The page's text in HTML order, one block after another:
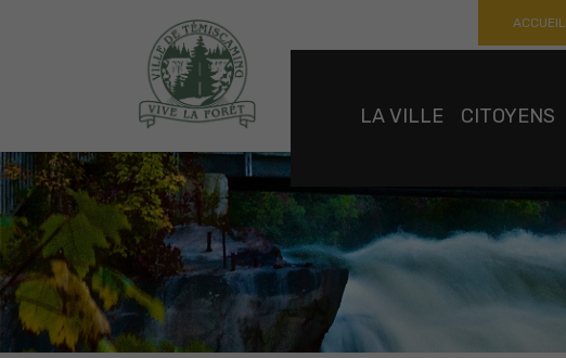
ACCUEIL
LA VILLE CITOYENS